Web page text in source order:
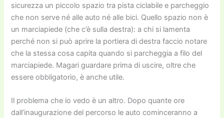
sicurezza un piccolo spazio tra pista ciclabile e parcheggio
che non serve né alle auto né alle bici. Quello spazio non è
un marciapiede (che c’è sulla destra): a chi si lamenta
perché non si può aprire la portiera di destra faccio notare
che la stessa cosa capita quando si parcheggia a filo del
marciapiede. Magari guardare prima di uscire, oltre che
essere obbligatorio, è anche utile.
Il problema che io vedo è un altro. Dopo quante ore
dall’inaugurazione del percorso le auto cominceranno a